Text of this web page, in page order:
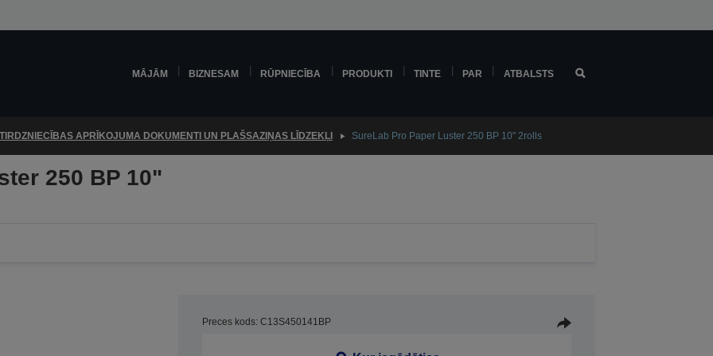
MĀJĀM BIZNESAM RŪPNIECĪBA PRODUKTI TINTE PAR ATBALSTS
APRĪKOJUMA DOKUMENTI UN PLAŠSAZIŅAS LĪDZEKĻI SureLab Pro Paper Luster 250 BP 10" 2rolls
250 BP 10"
Preces kods: C13S450141BP